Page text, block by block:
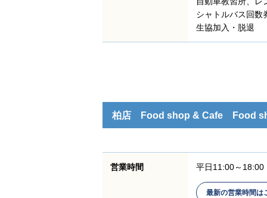
シャトルバス回数
生協加入・脱退
柏店 Food shop & Cafe Food
営業時間 平日11:00～18:00
最新の営業時間は